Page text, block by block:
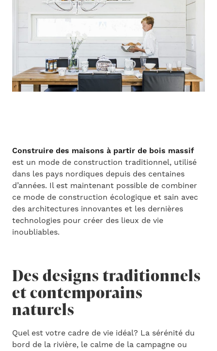
Construire des maisons à partir de bois massif
est un mode de construction traditionnel, utilisé
dans les pays nordiques depuis des centaines
d’années. Il est maintenant possible de combiner
ce mode de construction écologique et sain avec
des architectures innovantes et les dernières
technologies pour créer des lieux de vie
inoubliables.
Des designs traditionnels
et contemporains
naturels
Quel est votre cadre de vie idéal? La sérénité du
bord de la rivière, le calme de la campagne ou